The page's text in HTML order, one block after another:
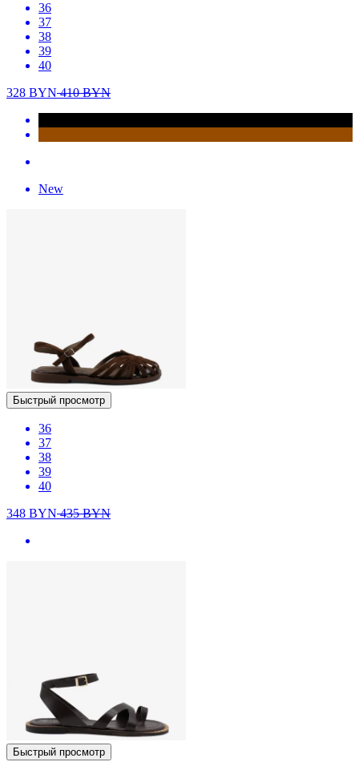
36
37
38
39
40
328 BYN410BYN
New
Быстрый просмотр
36
37
38
39
40
348 BYN435BYN
Быстрый просмотр